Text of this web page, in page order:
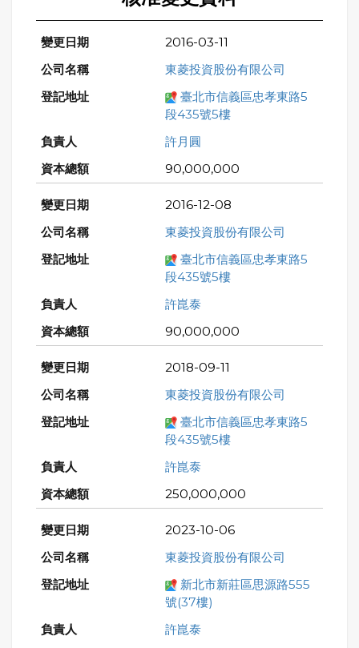
2016-03-11
東菱投資股份有限公司
臺北市信義區忠孝東路5
段435號5樓
許月圓
90,000,000
2016-12-08
東菱投資股份有限公司
臺北市信義區忠孝東路5
段435號5樓
許崑泰
90,000,000
2018-09-11
東菱投資股份有限公司
臺北市信義區忠孝東路5
段435號5樓
許崑泰
250,000,000
2023-10-06
東菱投資股份有限公司
新北市新莊區思源路555
號(37樓)
許崑泰